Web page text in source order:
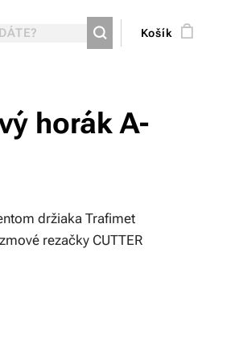
Košík
horák A-
držiaka Trafimet
rezačky CUTTER